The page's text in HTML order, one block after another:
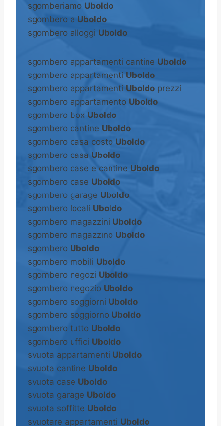
sgomberiamo Uboldo
sgombero a Uboldo
sgombero alloggi Uboldo
sgombero appartamenti cantine Uboldo
sgombero appartamenti Uboldo
sgombero appartamenti Uboldo prezzi
sgombero appartamento Uboldo
sgombero box Uboldo
sgombero cantine Uboldo
sgombero casa costo Uboldo
sgombero casa Uboldo
sgombero case e cantine Uboldo
sgombero case Uboldo
sgombero garage Uboldo
sgombero locali Uboldo
sgombero magazzini Uboldo
sgombero magazzino Uboldo
sgombero Uboldo
sgombero mobili Uboldo
sgombero negozi Uboldo
sgombero negozio Uboldo
sgombero soggiorni Uboldo
sgombero soggiorno Uboldo
sgombero tutto Uboldo
sgombero uffici Uboldo
svuota appartamenti Uboldo
svuota cantine Uboldo
svuota case Uboldo
svuota garage Uboldo
svuota soffitte Uboldo
svuotare appartamenti Uboldo